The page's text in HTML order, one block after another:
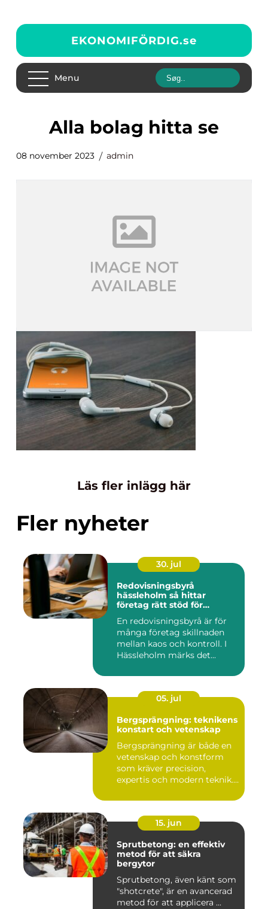
EKONOMIFÖRDIG.se
Menu
alla bolag hitta se
08 november 2023 admin
Läs fler inlägg här
Fler nyheter
30. jul
Redovisningsbyrå
hässleholm så hittar
företag rätt stöd för
En redovisningsbyrå är för
många företag skillnaden
mellan kaos och kontroll. I
Hässleholm märks det...
05. jul
Bergsprängning: teknikens
konstart och vetenskap
Bergsprängning är både en
vetenskap och konstform
som kräver precision,
expertis och modern teknik.
15. jun
Sprutbetong: en effektiv
metod för att säkra
bergytor
Sprutbetong, även känt som
"shotcrete", är en avancerad
metod för att applicera ...